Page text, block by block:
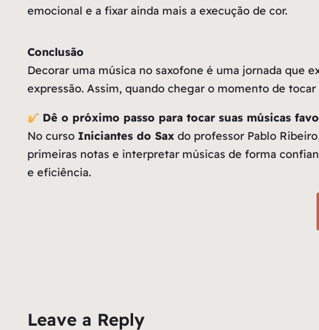
emocional e a fixar ainda mais a execução de cor.
Conclusão
Decorar uma música no saxofone é uma jornada que
expressão. Assim, quando chegar o momento de
Dê o próximo passo para tocar suas músicas
No curso Iniciantes do Saxdo professor Pablo
primeiras notas e interpretar músicas de forma
e eficiência.
Leave a Reply